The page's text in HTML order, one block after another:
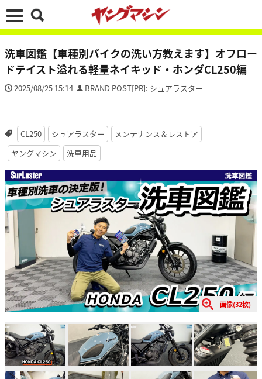
洗車図鑑【車種別バイクの洗い方教えます】オフロー
ドテイスト溢れる軽量ネイキッド・ホンダCL250編
2025/08/25 15:14 BRAND POST[PR]: シュアラスター
CL250 シュアラスター
メンテナンス＆レストア
ヤングマシン
洗車用品
画像(32枚)